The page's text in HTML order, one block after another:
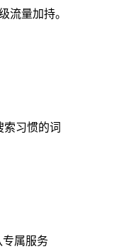
流量加持。
习惯的词
专属服务